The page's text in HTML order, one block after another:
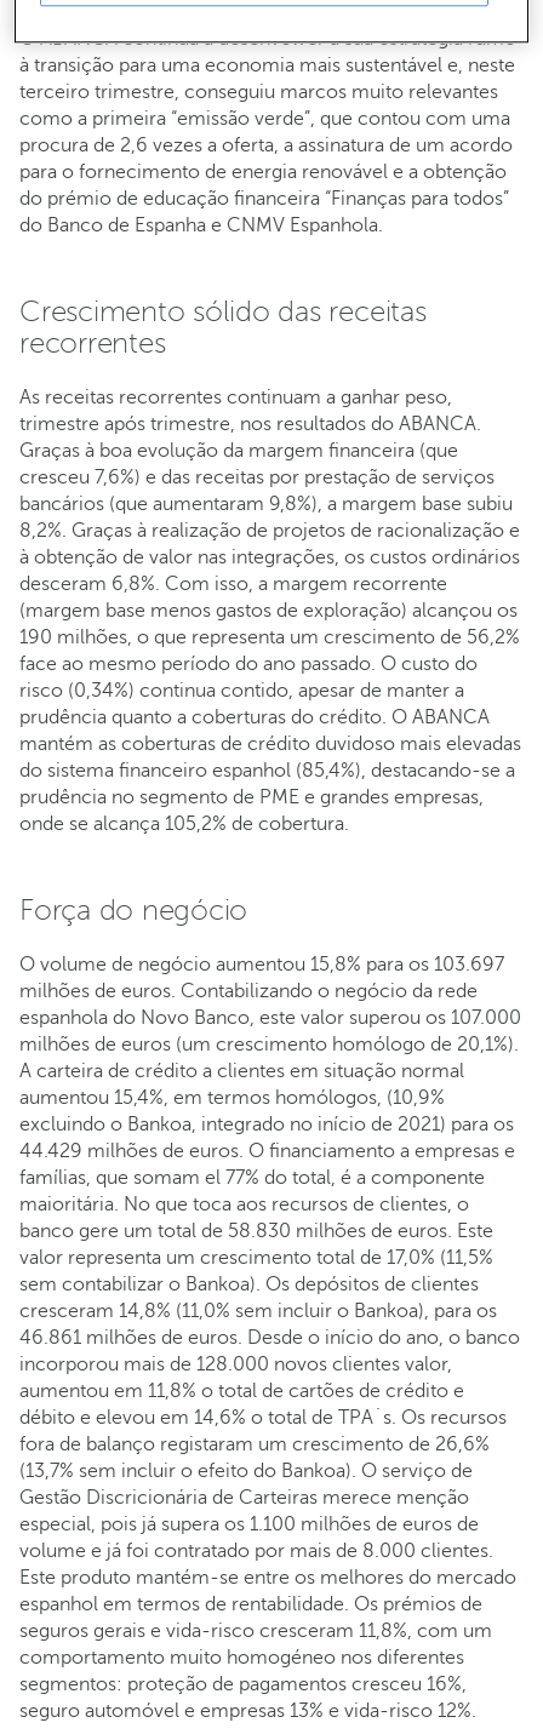
O ABANCA continua a desenvolver a sua estratégia rumo
à transição para uma economia mais sustentável e, neste
terceiro trimestre, conseguiu marcos muito relevantes
como a primeira “emissão verde”, que contou com uma
procura de 2,6 vezes a oferta, a assinatura de um acordo
para o fornecimento de energia renovável e a obtenção
do prémio de educação financeira “Finanças para todos”
do Banco de Espanha e CNMV Espanhola.
Crescimento sólido das receitas
recorrentes
As receitas recorrentes continuam a ganhar peso,
trimestre após trimestre, nos resultados do ABANCA.
Graças à boa evolução da margem financeira (que
cresceu 7,6%) e das receitas por prestação de serviços
bancários (que aumentaram 9,8%), a margem base subiu
8,2%. Graças à realização de projetos de racionalização e
à obtenção de valor nas integrações, os custos ordinários
desceram 6,8%. Com isso, a margem recorrente
(margem base menos gastos de exploração) alcançou os
190 milhões, o que representa um crescimento de 56,2%
face ao mesmo período do ano passado. O custo do
risco (0,34%) continua contido, apesar de manter a
prudência quanto a coberturas do crédito. O ABANCA
mantém as coberturas de crédito duvidoso mais elevadas
do sistema financeiro espanhol (85,4%), destacando-se a
prudência no segmento de PME e grandes empresas,
onde se alcança 105,2% de cobertura.
Força do negócio
O volume de negócio aumentou 15,8% para os 103.697
milhões de euros. Contabilizando o negócio da rede
espanhola do Novo Banco, este valor superou os 107.000
milhões de euros (um crescimento homólogo de 20,1%).
A carteira de crédito a clientes em situação normal
aumentou 15,4%, em termos homólogos, (10,9%
excluindo o Bankoa, integrado no início de 2021) para os
44.429 milhões de euros. O financiamento a empresas e
famílias, que somam el 77% do total, é a componente
maioritária. No que toca aos recursos de clientes, o
banco gere um total de 58.830 milhões de euros. Este
valor representa um crescimento total de 17,0% (11,5%
sem contabilizar o Bankoa). Os depósitos de clientes
cresceram 14,8% (11,0% sem incluir o Bankoa), para os
46.861 milhões de euros. Desde o início do ano, o banco
incorporou mais de 128.000 novos clientes valor,
aumentou em 11,8% o total de cartões de crédito e
débito e elevou em 14,6% o total de TPA´s. Os recursos
fora de balanço registaram um crescimento de 26,6%
(13,7% sem incluir o efeito do Bankoa). O serviço de
Gestão Discricionária de Carteiras merece menção
especial, pois já supera os 1.100 milhões de euros de
volume e já foi contratado por mais de 8.000 clientes.
Este produto mantém-se entre os melhores do mercado
espanhol em termos de rentabilidade. Os prémios de
seguros gerais e vida-risco cresceram 11,8%, com um
comportamento muito homogéneo nos diferentes
segmentos: proteção de pagamentos cresceu 16%,
seguro automóvel e empresas 13% e vida-risco 12%.